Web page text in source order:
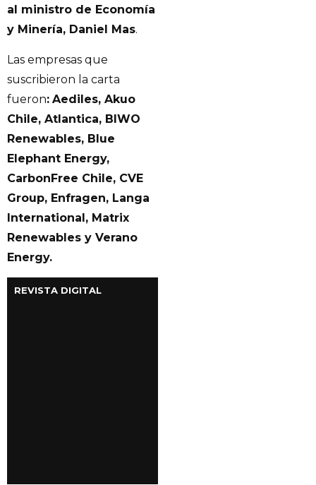
al ministro de Economía
y Minería, Daniel Mas.
Las empresas que
suscribieron la carta
fueron: Aediles, Akuo
Chile, Atlantica, BIWO
Renewables, Blue
Elephant Energy,
CarbonFree Chile, CVE
Group, Enfragen, Langa
International, Matrix
Renewables y Verano
Energy.
REVISTA DIGITAL